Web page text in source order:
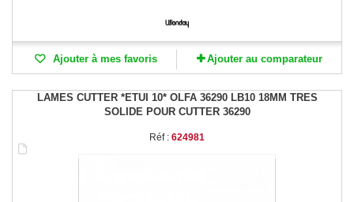
Ajouter à mes favoris Ajouter au comparateur
LAMES CUTTER *ETUI 10* OLFA 36290 LB10 18MM TRES
SOLIDE POUR CUTTER 36290
Réf : 624981